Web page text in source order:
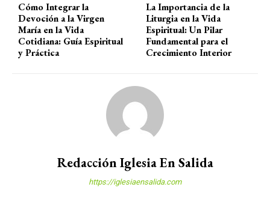
Cómo Integrar la
Devoción a la Virgen
María en la Vida
Cotidiana: Guía Espiritual
y Práctica
La Importancia de la
Liturgia en la Vida
Espiritual: Un Pilar
Fundamental para el
Crecimiento Interior
Redacción Iglesia En Salida
https://iglesiaensalida.com